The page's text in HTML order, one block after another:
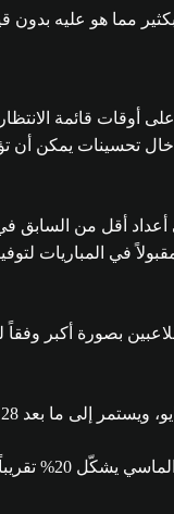
مما هو عليه بدون
قائمة الانتظار
تحسينات يمكن
لتحقيق فئات أعلى، مما
في المباريات
بصورة أكبر وفقاً